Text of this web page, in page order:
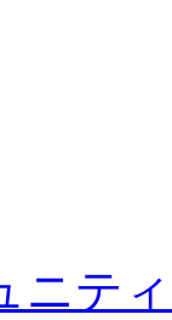
27シーズン「
ニティ